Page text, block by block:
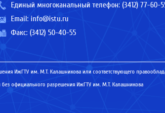
Единый многоканальный телефон: (3412) 77-60-
Email: info@istu.ru
Факс: (3412) 50-40-55
ИжГТУ им. М.Т. Калашникова или соответствующего
официального разрешения ИжГТУ им. М.Т. Калашникова